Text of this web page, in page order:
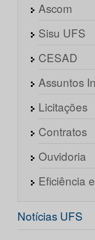
Ascom
Sisu UFS
CESAD
Assuntos
Licitações
Contratos
Ouvidoria
Eficiência
Notícias UFS